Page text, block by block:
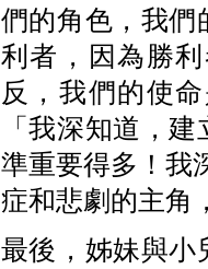
們的角色，我們
利者，因為勝
反，我們的使
「我深知道，
準重要得多！我
症和悲劇的主角
最後，姊妹與小